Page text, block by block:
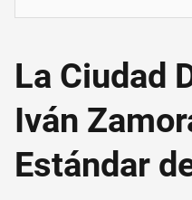
La Ciudad
Iván
Estándar